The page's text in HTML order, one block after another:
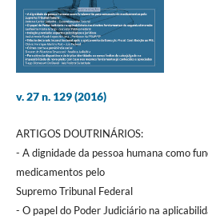
v. 27 n. 129 (2016)
ARTIGOS DOUTRINÁRIOS:
- A dignidade da pessoa humana como
medicamentos pelo
Supremo Tribunal Federal
- O papel do Poder Judiciário na